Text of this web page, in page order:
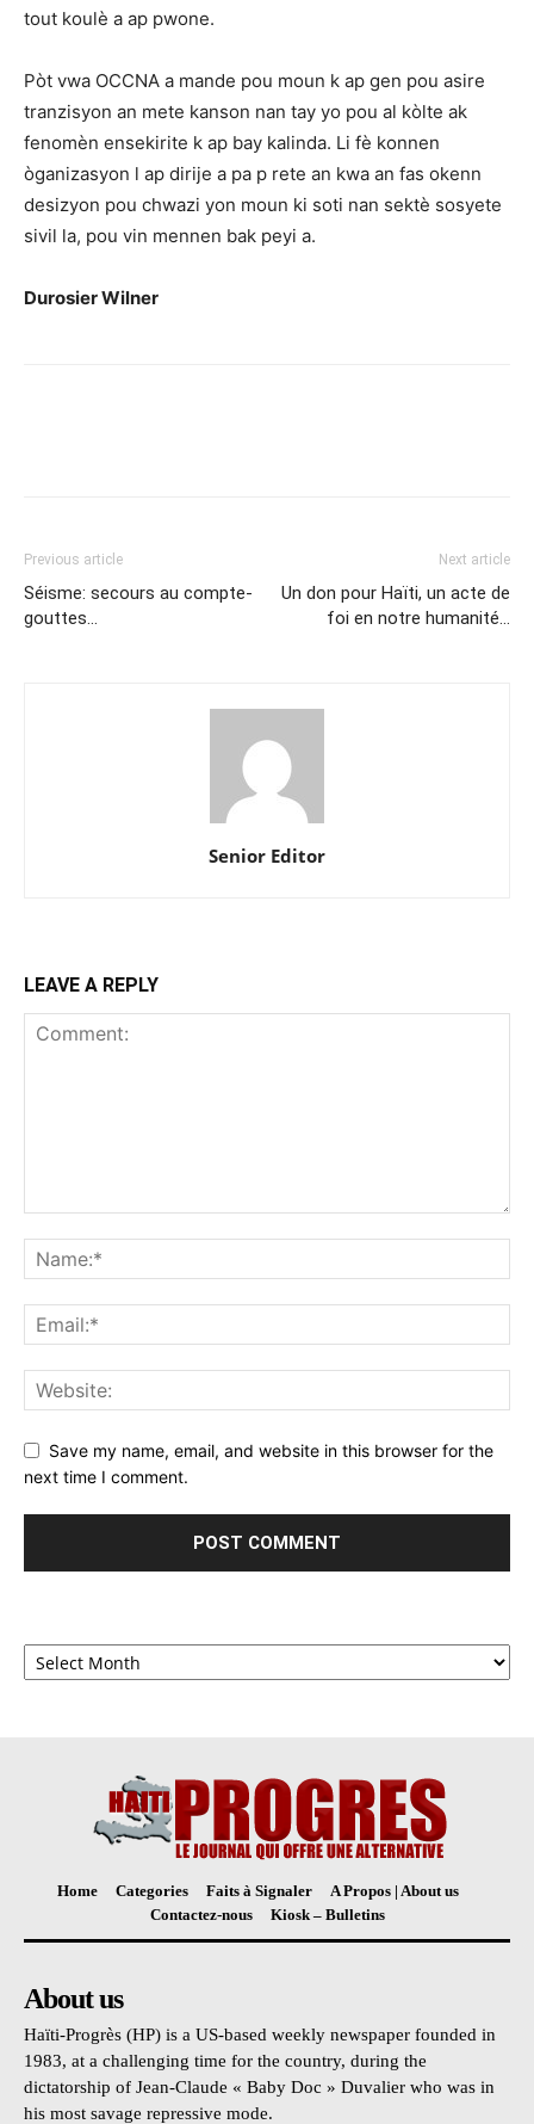
tout koulè a ap pwone.
Pòt vwa OCCNA a mande pou moun k ap gen pou asire
tranzisyon an mete kanson nan tay yo pou al kòlte ak
fenomèn ensekirite k ap bay kalinda. Li fè konnen
òganizasyon l ap dirije a pa p rete an kwa an fas okenn
desizyon pou chwazi yon moun ki soti nan sektè sosyete
sivil la, pou vin mennen bak peyi a.
Durosier Wilner
Previous article
Séisme: secours au compte-
gouttes…
Next article
Un don pour Haïti, un acte de
foi en notre humanité…
Senior Editor
LEAVE A REPLY
Save my name, email, and website in this browser for the
next time I comment.
Archives
Home Categories Faits à Signaler
A Propos | About us
Contactez-nous
Kiosk – Bulletins
About us
Haïti-Progrès (HP) is a US-based weekly newspaper founded in
1983, at a challenging time for the country, during the
dictatorship of Jean-Claude « Baby Doc » Duvalier who was in
his most savage repressive mode.